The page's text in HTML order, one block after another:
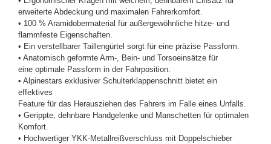
erweiterte Abdeckung und maximalen Fahrerkomfort.
• 100 % Aramidobermaterial für außergewöhnliche hitze- und
flammfeste Eigenschaften.
• Ein verstellbarer Taillengürtel sorgt für eine präzise Passform.
• Anatomisch geformte Arm-, Bein- und Torsoeinsätze für
eine optimale Passform in der Fahrposition.
• Alpinestars exklusiver Schulterklappenschnitt bietet ein
effektives
Feature für das Herausziehen des Fahrers im Falle eines Unfalls.
• Gerippte, dehnbare Handgelenke und Manschetten für optimalen
Komfort.
• Hochwertiger YKK-Metallreißverschluss mit Doppelschieber